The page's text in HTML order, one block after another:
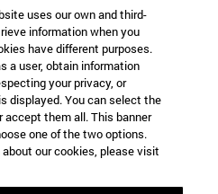
. En octubre de 2019, el
ola de manifestaciones que
sin precedentes, desatada
de hacer frente a la grave
medidas impopulares entre
gravar con un impuesto el
Whatsapp. Las protestas,
en esta cuestión,
contra la corrupción
uses our own and third-
information when you
have different purposes.
a user, obtain information
your privacy, or
displayed. You can select the
them all. This banner
one of the two options.
our cookies, please visit